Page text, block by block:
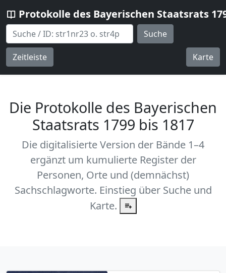
Protokolle des Bayerischen Staatsrats
Suche
Zeitleiste Karte
Die Protokolle des Bayerischen
Staatsrats 1799 bis 1817
Die digitalisierte Version der Bände 1–4
ergänzt um kumulierte Register der
Personen, Orte und (demnächst)
Sachschlagworte. Einstieg über Suche und
Karte.